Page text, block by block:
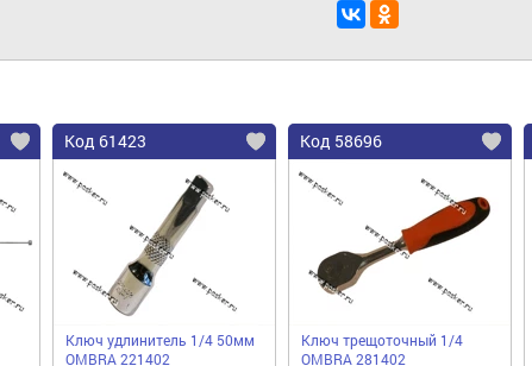
Код 61423
Ключ удлинитель 1/4 50мм
OMBRA 221402
Код 58696
Ключ трещоточный 1/4
OMBRA 281402